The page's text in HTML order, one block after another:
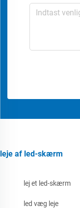
leje af led-skærm
lej et led-skærm
led væg leje